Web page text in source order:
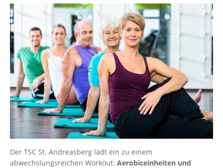
Der TSC St. Andreasberg lädt ein zu einem
abwechslungsreichen Workout: Aerobiceinheiten und